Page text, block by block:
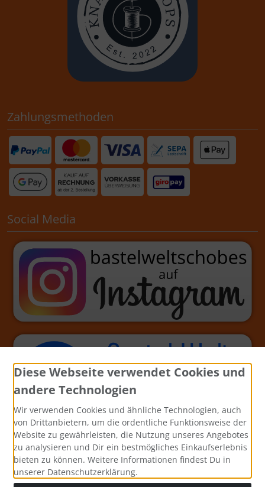
Zahlungsmethoden
Social Media
Diese Webseite verwendet Cookies und
andere Technologien
Wir verwenden Cookies und ähnliche Technologien, auch
von Drittanbietern, um die ordentliche Funktionsweise der
Website zu gewährleisten, die Nutzung unseres Angebotes
zu analysieren und Dir ein bestmögliches Einkaufserlebnis
bieten zu können. Weitere Informationen findest Du in
unserer Datenschutzerklärung.